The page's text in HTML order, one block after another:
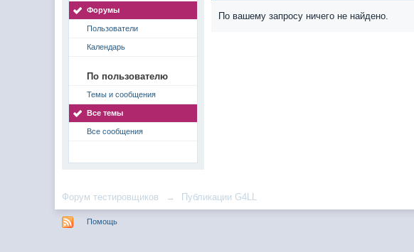
Форумы
Пользователи
Календарь
По пользователю
Темы и сообщения
Все темы
Все сообщения
По вашему запросу ничего не найдено.
Форум тестировщиков → Публикации G4LL
Помощь